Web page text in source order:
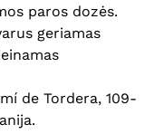
paros dozės.
geriamas
de Tordera, 109-